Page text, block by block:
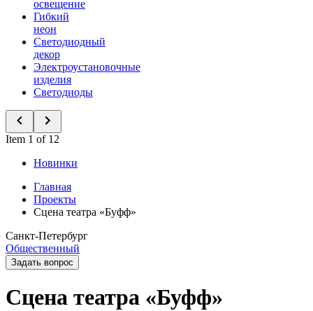
освещение
Гибкий
неон
Светодиодный
декор
Электроустановочные
изделия
Светодиоды
Item 1 of 12
Новинки
Главная
Проекты
Сцена театра «Буфф»
Санкт-Петербург
Общественный
Задать вопрос
Сцена театра «Буфф»